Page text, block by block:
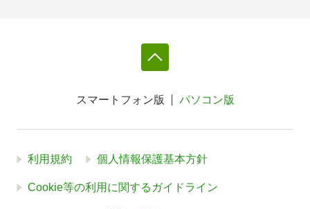
スマートフォン版 パソコン版
利用規約 個人情報保護基本方針
Cookie等の利用に関するガイドライン